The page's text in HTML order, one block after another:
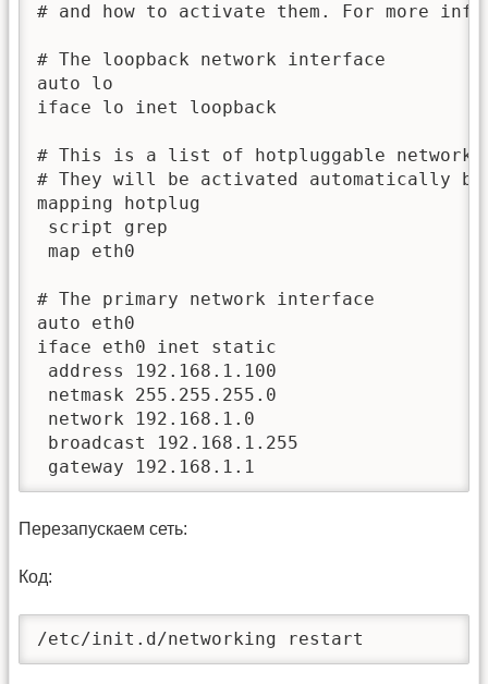
# and how to activate them. For more
# The loopback network interface
auto lo
iface lo inet loopback
# This is a list of hotpluggable network
# They will be activated automatically by
mapping hotplug
script grep
map eth0
# The primary network interface
auto eth0
iface eth0 inet static
address 192.168.1.100
netmask 255.255.255.0
network 192.168.1.0
broadcast 192.168.1.255
gateway 192.168.1.1
Перезапускаем сеть:
Код:
/etc/init.d/networking restart